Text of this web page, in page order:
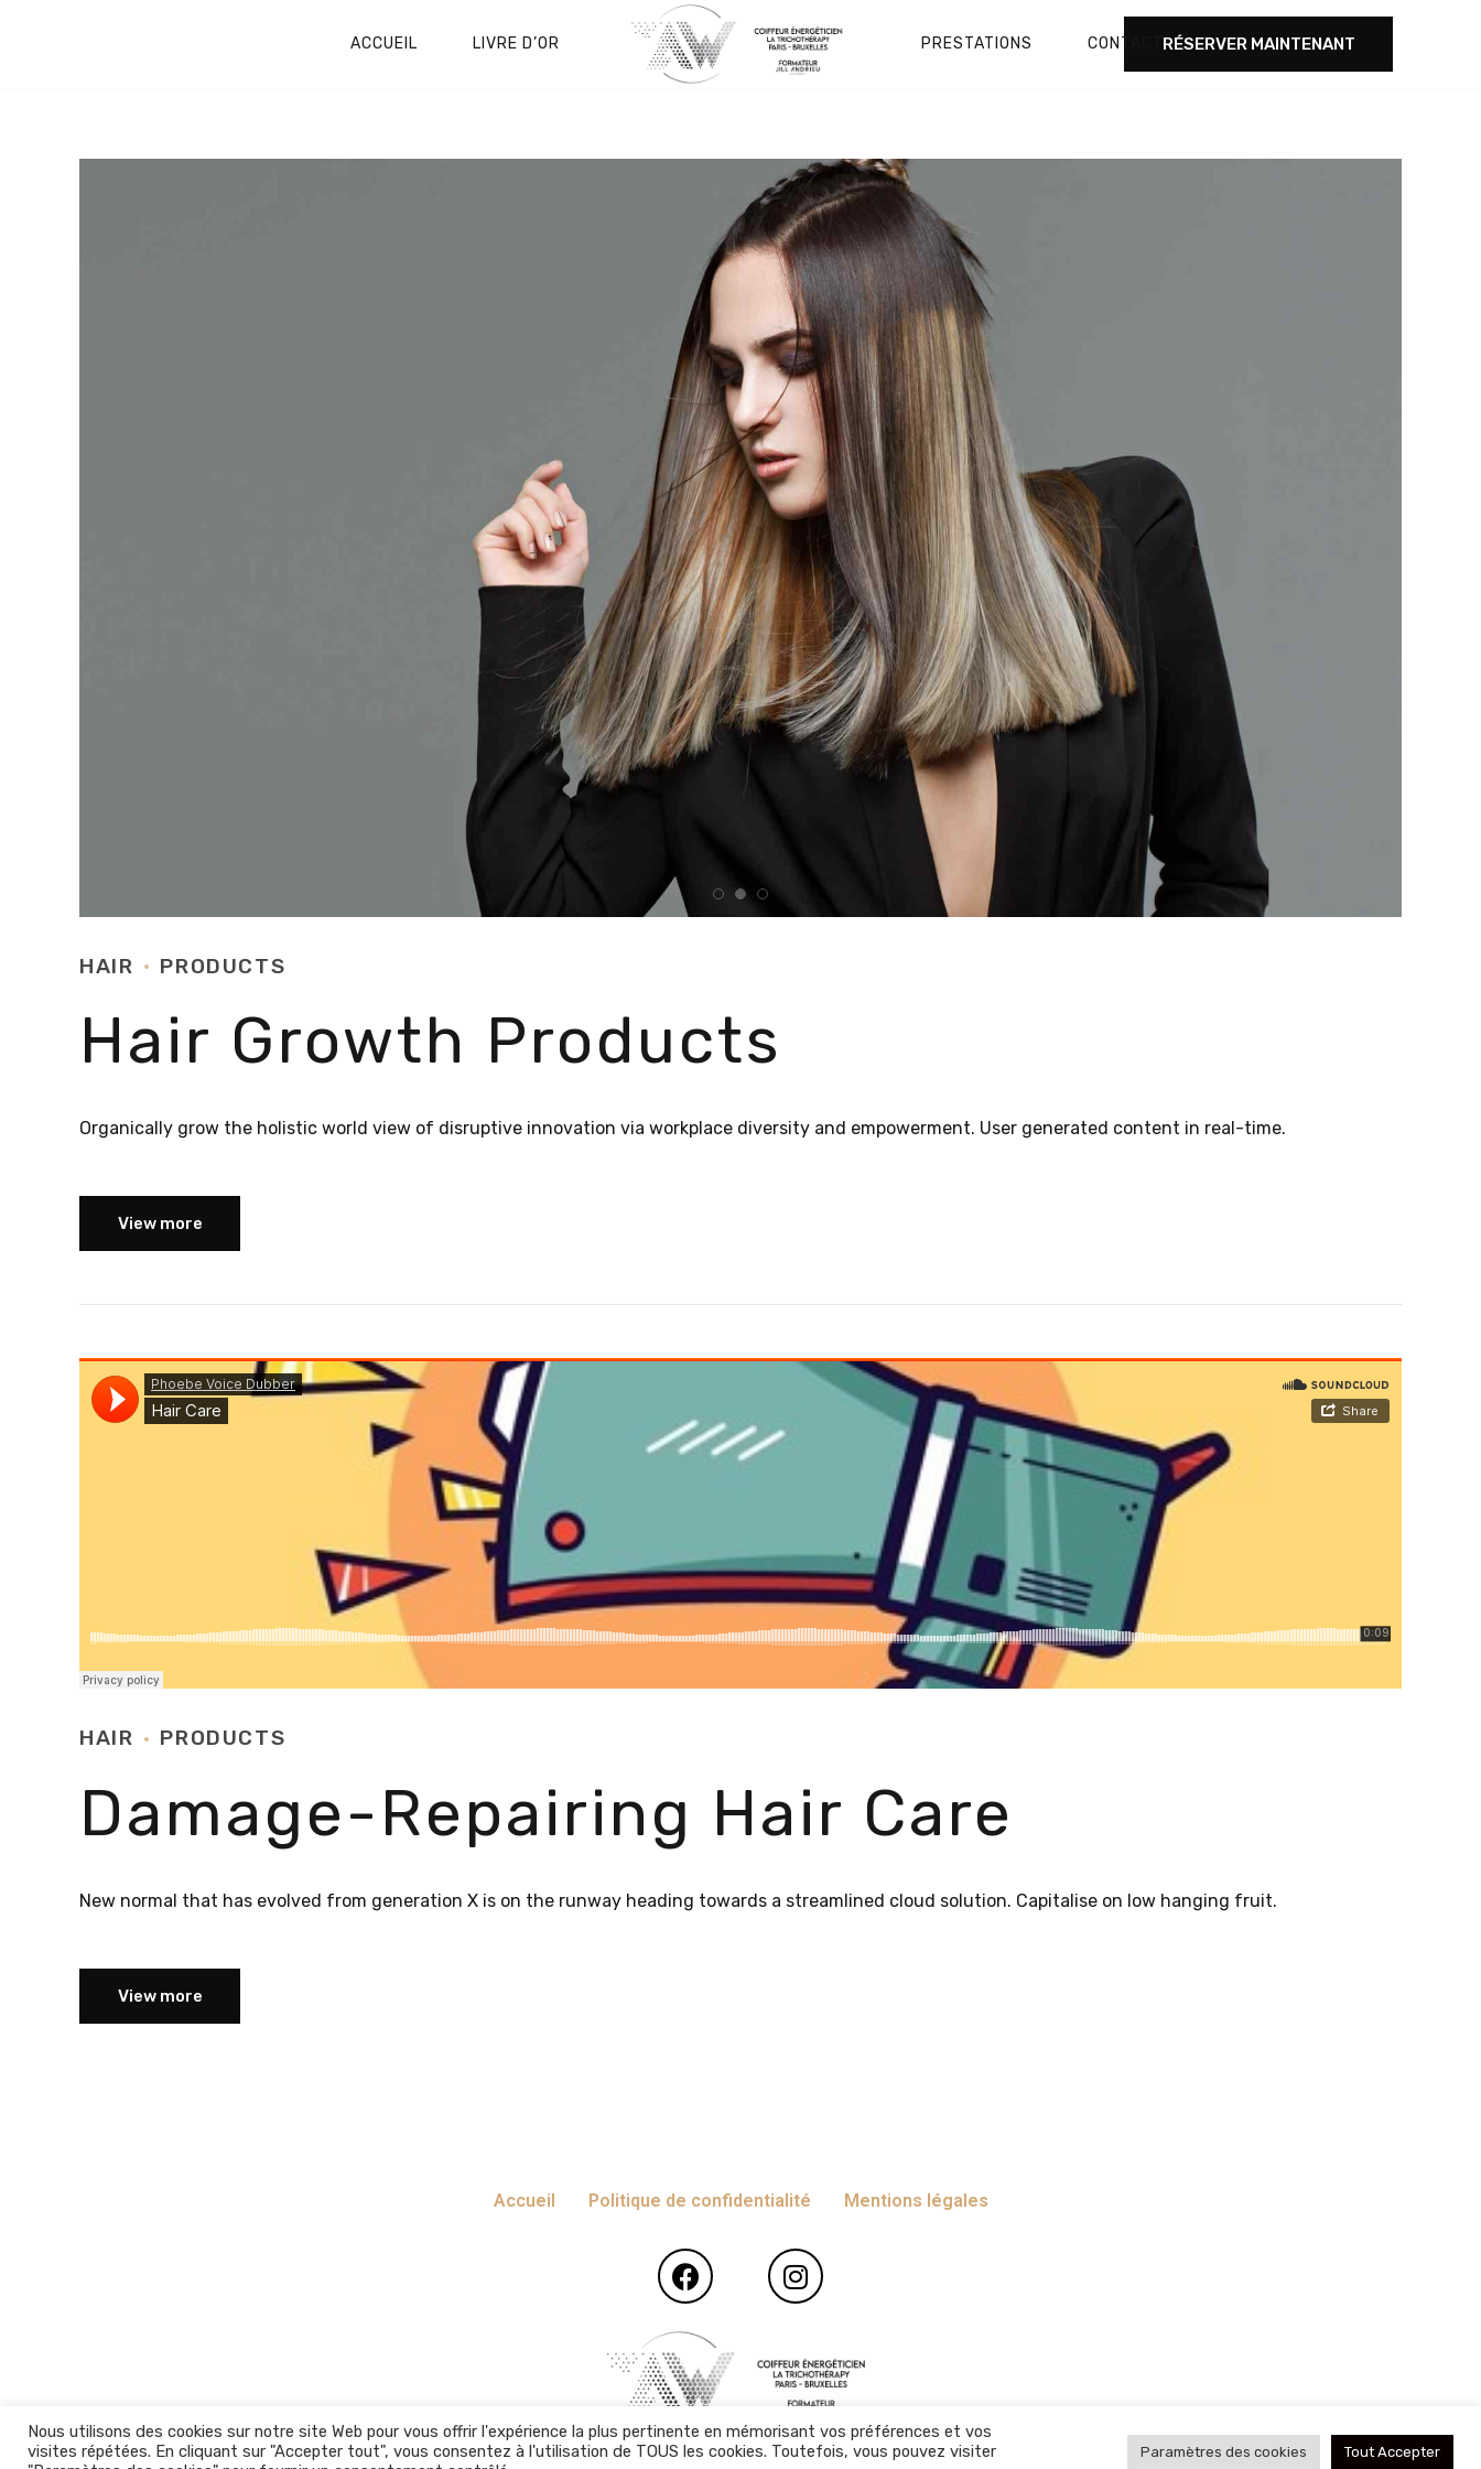
RÉSERVER MAINTENANT
ACCUEIL LIVRE D’OR PRESTATIONS CONTACT
HAIR PRODUCTS
Hair Growth Products
Organically grow the holistic world view of disruptive innovation via workplace diversity and empowerment. User generated content in real-time.
View more
HAIR PRODUCTS
Damage-Repairing Hair Care
New normal that has evolved from generation X is on the runway heading towards a streamlined cloud solution. Capitalise on low hanging fruit.
View more
Accueil Politique de confidentialité Mentions légales
Nous utilisons des cookies sur notre site Web pour vous offrir l'expérience la plus pertinente en mémorisant vos préférences et vos
visites répétées. En cliquant sur "Accepter tout", vous consentez à l'utilisation de TOUS les cookies. Toutefois, vous pouvez visiter
Paramètres des cookies Tout Accepter